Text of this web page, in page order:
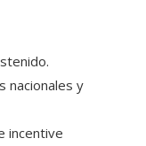
nacionales y
incentive